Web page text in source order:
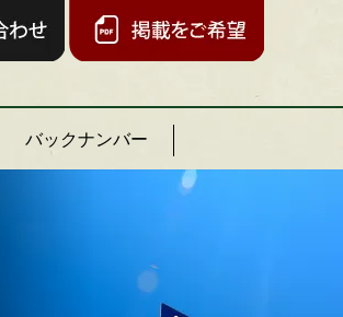
バックナンバー